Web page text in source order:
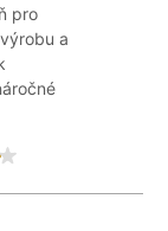
pro
a